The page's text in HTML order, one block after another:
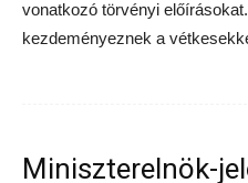
vonatkozó törvényi
kezdeményeznek a
Miniszterelnök-